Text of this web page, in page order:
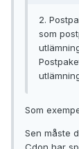
2.
som
Som
Sen måste